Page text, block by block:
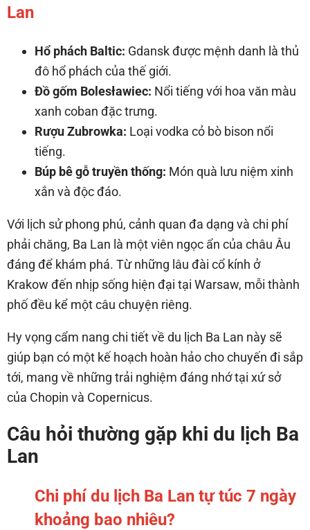
Lan
Hổ phách Baltic: Gdansk được mệnh danh là thủ
đô hổ phách của thế giới.
Đồ gốm Bolesławiec: Nổi tiếng với hoa văn màu
xanh coban đặc trưng.
Rượu Zubrowka: Loại vodka cỏ bò bison nổi
tiếng.
Búp bê gỗ truyền thống: Món quà lưu niệm xinh
xắn và độc đáo.
Với lịch sử phong phú, cảnh quan đa dạng và chi phí
phải chăng, Ba Lan là một viên ngọc ẩn của châu Âu
đáng để khám phá. Từ những lâu đài cổ kính ở
Krakow đến nhịp sống hiện đại tại Warsaw, mỗi thành
phố đều kể một câu chuyện riêng.
Hy vọng cẩm nang chi tiết về du lịch Ba Lan này sẽ
giúp bạn có một kế hoạch hoàn hảo cho chuyến đi sắp
tới, mang về những trải nghiệm đáng nhớ tại xứ sở
của Chopin và Copernicus.
Câu hỏi thường gặp khi du lịch Ba
Lan
Chi phí du lịch Ba Lan tự túc 7 ngày
khoảng bao nhiêu?